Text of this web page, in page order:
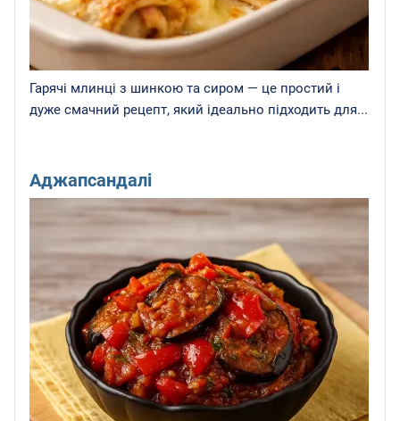
Гарячі млинці з шинкою та сиром — це простий і
дуже смачний рецепт, який ідеально підходить для...
Аджапсандалі